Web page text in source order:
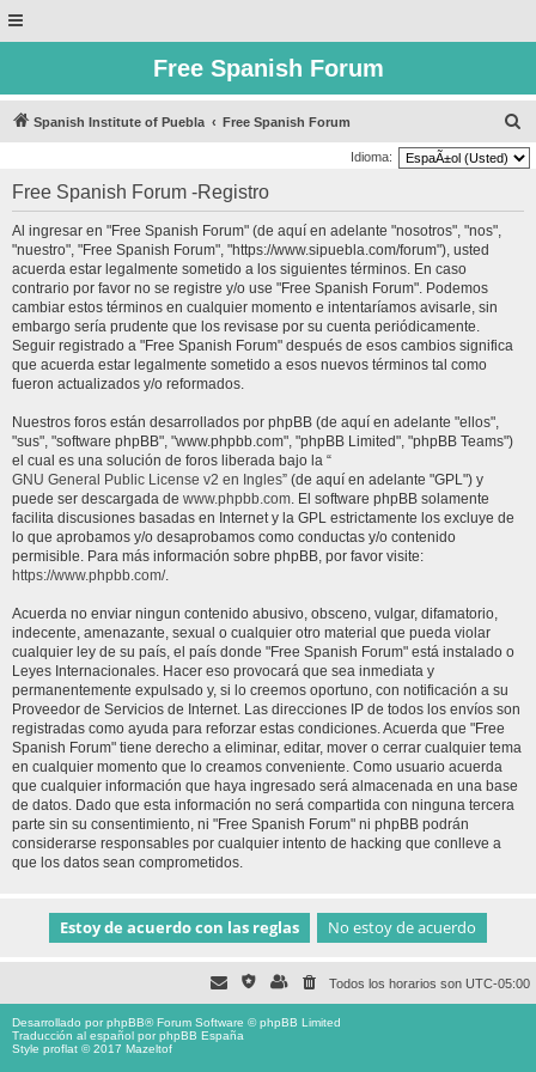
Free Spanish Forum
Spanish Institute of Puebla Free Spanish Forum
u
Idioma:
Free Spanish Forum -Registro
Al ingresar en "Free Spanish Forum" (de aquí en adelante "nosotros", "nos",
"nuestro", "Free Spanish Forum", "https://www.sipuebla.com/forum"), usted
acuerda estar legalmente sometido a los siguientes términos. En caso
contrario por favor no se registre y/o use "Free Spanish Forum". Podemos
cambiar estos términos en cualquier momento e intentaríamos avisarle, sin
embargo sería prudente que los revisase por su cuenta periódicamente.
Seguir registrado a "Free Spanish Forum" después de esos cambios significa
que acuerda estar legalmente sometido a esos nuevos términos tal como
fueron actualizados y/o reformados.
Nuestros foros están desarrollados por phpBB (de aquí en adelante "ellos",
"sus", "software phpBB", "www.phpbb.com", "phpBB Limited", "phpBB Teams")
el cual es una solución de foros liberada bajo la “
GNU General Public License v2 en Ingles” (de aquí en adelante "GPL") y
puede ser descargada de www.phpbb.com. El software phpBB solamente
facilita discusiones basadas en Internet y la GPL estrictamente los excluye de
lo que aprobamos y/o desaprobamos como conductas y/o contenido
permisible. Para más información sobre phpBB, por favor visite:
https://www.phpbb.com/.
Acuerda no enviar ningun contenido abusivo, obsceno, vulgar, difamatorio,
indecente, amenazante, sexual o cualquier otro material que pueda violar
cualquier ley de su país, el país donde "Free Spanish Forum" está instalado o
Leyes Internacionales. Hacer eso provocará que sea inmediata y
permanentemente expulsado y, si lo creemos oportuno, con notificación a su
Proveedor de Servicios de Internet. Las direcciones IP de todos los envíos son
registradas como ayuda para reforzar estas condiciones. Acuerda que "Free
Spanish Forum" tiene derecho a eliminar, editar, mover o cerrar cualquier tema
en cualquier momento que lo creamos conveniente. Como usuario acuerda
que cualquier información que haya ingresado será almacenada en una base
de datos. Dado que esta información no será compartida con ninguna tercera
parte sin su consentimiento, ni "Free Spanish Forum" ni phpBB podrán
considerarse responsables por cualquier intento de hacking que conlleve a
que los datos sean comprometidos.
Todos los horarios son UTC-05:00
Desarrollado porphpBB® Forum Software © phpBB Limited
Traducción al español porphpBB España
Style proflat © 2017 Mazeltof